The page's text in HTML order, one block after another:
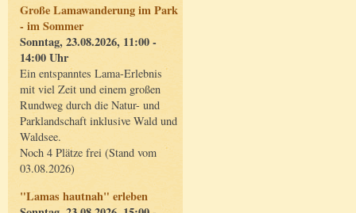
Große Lamawanderung im Park
- im Sommer
Sonntag, 23.08.2026, 11:00 -
14:00 Uhr
Ein entspanntes Lama-Erlebnis
mit viel Zeit und einem großen
Rundweg durch die Natur- und
Parklandschaft inklusive Wald und
Waldsee.
Noch 4 Plätze frei (Stand vom
03.08.2026)
"Lamas hautnah" erleben